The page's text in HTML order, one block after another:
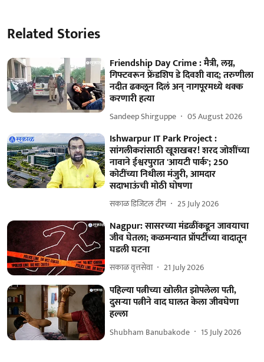
Related Stories
Friendship Day Crime : मैत्री, लग्न,
गिफ्टवरून फ्रेंडशिप डे दिवशी वाद; तरुणीला
नदीत ढकलून दिलं अन् नागपूरमध्ये थक्क
करणारी हत्या
Sandeep Shirguppe 05 August 2026
Ishwarpur IT Park Project :
सांगलीकरांसाठी खूशखबर! शरद जोशींच्या
नावाने ईश्वरपुरात 'आयटी पार्क'; 250
कोटींच्या निधीला मंजुरी, आमदार
सदाभाऊंची मोठी घोषणा
सकाळ डिजिटल टीम 25 July 2026
Nagpur: सासरच्या मंडळींकडून जावयाचा
जीव घेतला; कळमन्यात प्रॉपर्टीच्या वादातून
घडली घटना
सकाळ वृत्तसेवा 21 July 2026
पहिल्या पत्नीच्या खोलीत झोपलेला पती,
दुसऱ्या पत्नीने वाद घालत केला जीवघेणा
हल्ला
Shubham Banubakode 15 July 2026